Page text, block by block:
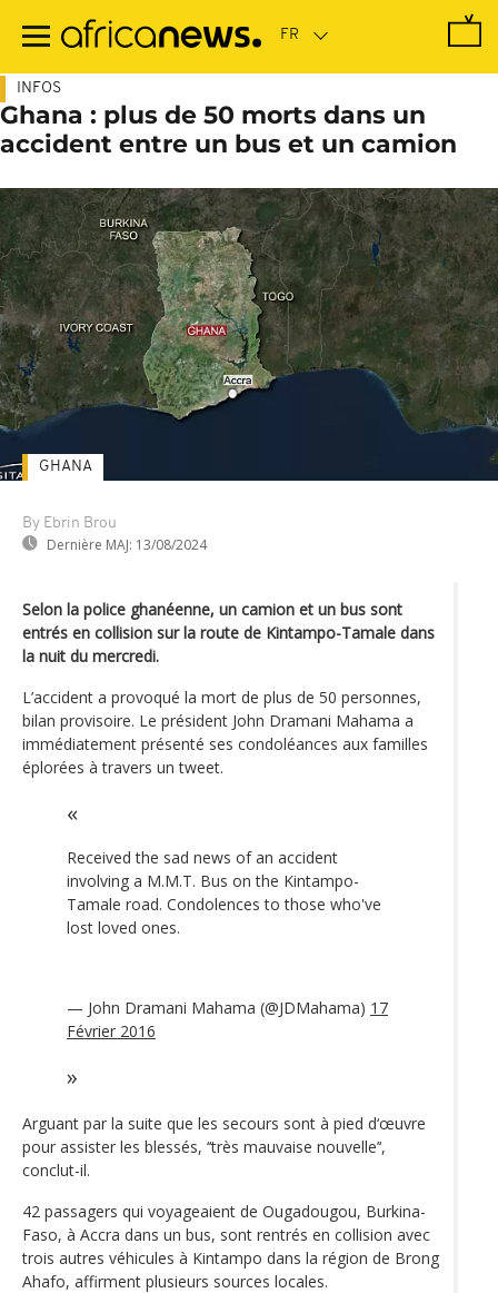
contenu
INFOS
Ghana : plus de 50 morts dans un
accident entre un bus et un camion
By Ebrin Brou
Dernière MAJ: 13/08/2024
GHANA
Selon la police ghanéenne, un camion et un bus sont
entrés en collision sur la route de Kintampo-Tamale dans
la nuit du mercredi.
L’accident a provoqué la mort de plus de 50 personnes,
bilan provisoire. Le président John Dramani Mahama a
immédiatement présenté ses condoléances aux familles
éplorées à travers un tweet.
Received the sad news of an accident
involving a M.M.T. Bus on the Kintampo-
Tamale road. Condolences to those who've
lost loved ones.
— John Dramani Mahama (@JDMahama) 17
Février 2016
Arguant par la suite que les secours sont à pied d‘œuvre
pour assister les blessés, ‘‘très mauvaise nouvelle’‘,
conclut-il.
42 passagers qui voyageaient de Ougadougou, Burkina-
Faso, à Accra dans un bus, sont rentrés en collision avec
trois autres véhicules à Kintampo dans la région de Brong
Ahafo, affirment plusieurs sources locales.